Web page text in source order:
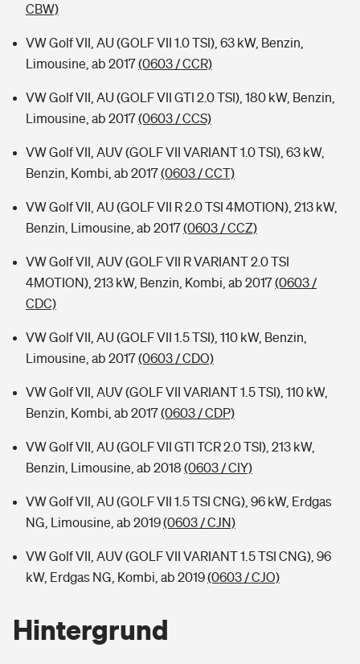
CBW)
VW Golf VII, AU (GOLF VII 1.0 TSI), 63 kW, Benzin,
Limousine, ab 2017(0603 / CCR)
VW Golf VII, AU (GOLF VII GTI 2.0 TSI), 180 kW, Benzin,
Limousine, ab 2017(0603 / CCS)
VW Golf VII, AUV (GOLF VII VARIANT 1.0 TSI), 63 kW,
Benzin, Kombi, ab 2017(0603 / CCT)
VW Golf VII, AU (GOLF VII R 2.0 TSI 4MOTION), 213 kW,
Benzin, Limousine, ab 2017(0603 / CCZ)
VW Golf VII, AUV (GOLF VII R VARIANT 2.0 TSI
4MOTION), 213 kW, Benzin, Kombi, ab 2017(0603 /
CDC)
VW Golf VII, AU (GOLF VII 1.5 TSI), 110 kW, Benzin,
Limousine, ab 2017(0603 / CDO)
VW Golf VII, AUV (GOLF VII VARIANT 1.5 TSI), 110 kW,
Benzin, Kombi, ab 2017(0603 / CDP)
VW Golf VII, AU (GOLF VII GTI TCR 2.0 TSI), 213 kW,
Benzin, Limousine, ab 2018 (0603 / CIY)
VW Golf VII, AU (GOLF VII 1.5 TSI CNG), 96 kW, Erdgas
NG, Limousine, ab 2019(0603 / CJN)
VW Golf VII, AUV (GOLF VII VARIANT 1.5 TSI CNG), 96
kW, Erdgas NG, Kombi, ab 2019(0603 / CJO)
Hintergrund